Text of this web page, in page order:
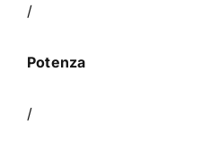
/
Potenza
/